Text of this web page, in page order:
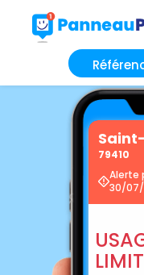
79410
Alerte
30/